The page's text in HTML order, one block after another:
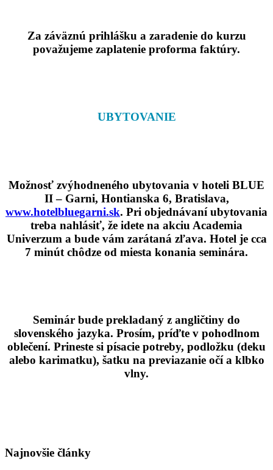
Za záväznú prihlášku a zaradenie do kurzu
považujeme zaplatenie proforma faktúry.
UBYTOVANIE
Možnosť zvýhodneného ubytovania v hoteli BLUE
II – Garni, Hontianska 6, Bratislava,
www.hotelbluegarni.sk. Pri objednávaní ubytovania
treba nahlásiť, že idete na akciu Academia
Univerzum a bude vám zarátaná zľava. Hotel je cca
7 minút chôdze od miesta konania seminára.
Seminár bude prekladaný z angličtiny do
slovenského jazyka. Prosím, príďte v pohodlnom
oblečení. Prineste si písacie potreby, podložku (deku
alebo karimatku), šatku na previazanie očí a klbko
vlny.
Najnovšie články